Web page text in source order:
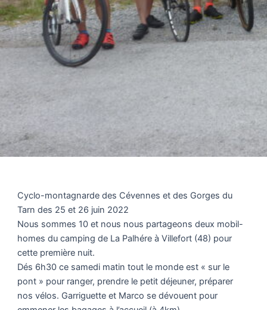
Cyclo-montagnarde des Cévennes et des Gorges du
Tarn des 25 et 26 juin 2022
Nous sommes 10 et nous nous partageons deux mobil-
homes du camping de La Palhére à Villefort (48) pour
cette première nuit.
Dés 6h30 ce samedi matin tout le monde est « sur le
pont » pour ranger, prendre le petit déjeuner, préparer
nos vélos. Garriguette et Marco se dévouent pour